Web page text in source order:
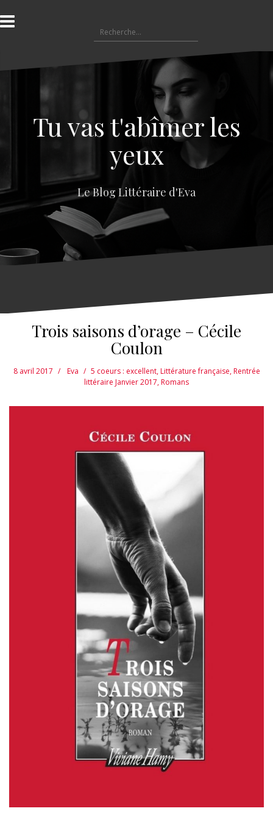
l
a
e
e
Tu vas t'abîmer les
yeux
Le Blog Littéraire d'Eva
Trois saisons d’orage – Cécile
Coulon
8 avril 2017 Eva 5 coeurs : excellent,Littérature française,Rentrée
littéraire Janvier 2017,Romans